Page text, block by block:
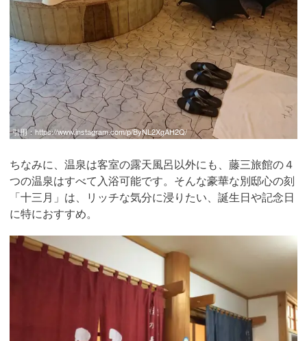
引用： https://www.instagram.com/p/ByNL2XgAH2Q/
ちなみに、温泉は客室の露天風呂以外にも、藤三旅館の４
つの温泉はすべて入浴可能です。そんな豪華な別邸心の刻
「十三月」は、リッチな気分に浸りたい、誕生日や記念日
に特におすすめ。